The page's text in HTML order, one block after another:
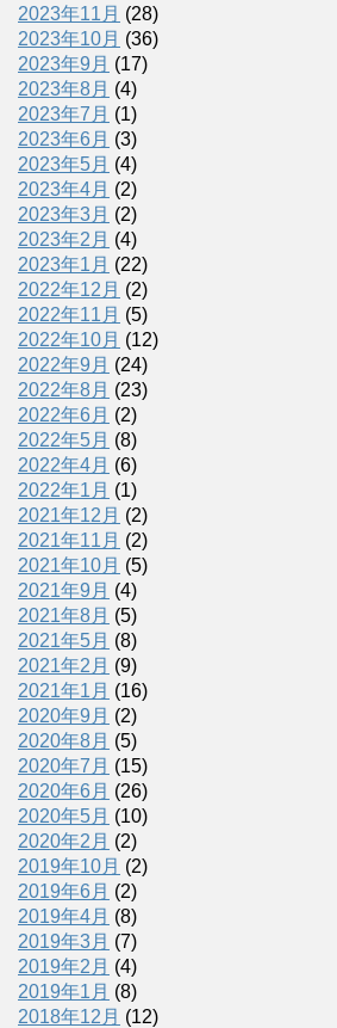
2023年11月 (28)
2023年10月 (36)
2023年9月 (17)
2023年8月 (4)
2023年7月 (1)
2023年6月 (3)
2023年5月 (4)
2023年4月 (2)
2023年3月 (2)
2023年2月 (4)
2023年1月 (22)
2022年12月 (2)
2022年11月 (5)
2022年10月 (12)
2022年9月 (24)
2022年8月 (23)
2022年6月 (2)
2022年5月 (8)
2022年4月 (6)
2022年1月 (1)
2021年12月 (2)
2021年11月 (2)
2021年10月 (5)
2021年9月 (4)
2021年8月 (5)
2021年5月 (8)
2021年2月 (9)
2021年1月 (16)
2020年9月 (2)
2020年8月 (5)
2020年7月 (15)
2020年6月 (26)
2020年5月 (10)
2020年2月 (2)
2019年10月 (2)
2019年6月 (2)
2019年4月 (8)
2019年3月 (7)
2019年2月 (4)
2019年1月 (8)
2018年12月 (12)